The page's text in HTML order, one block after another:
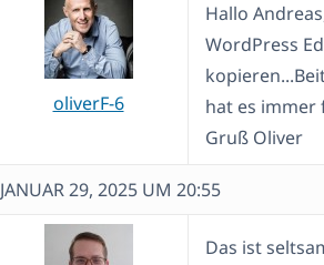
oliverF-6
Hallo
WordPress
hat es
Gruß Oliver
JANUAR 29, 2025 UM 20:55
Das ist